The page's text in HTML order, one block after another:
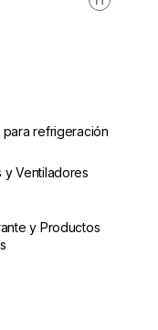
Pausa
para refrigeración
y Ventiladores
y Productos